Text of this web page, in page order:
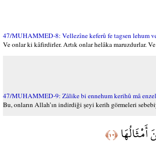
47/MUHAMMED-8: Vellezîne keferû fe tagsen lehum
Ve onlar ki kâfirdirler. Artık onlar helâka maruzdurlar.
47/MUHAMMED-9: Zâlike bi ennehum kerihû mâ
Bu, onların Allah’ın indirdiği şeyi kerih görmeleri
﴿١٠﴾